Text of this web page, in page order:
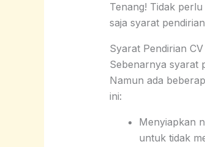
Tenang! Tidak
saja syarat
Syarat Pendirian
Sebenarnya syarat
Namun ada
ini:
Menyiapkan
untuk tidak